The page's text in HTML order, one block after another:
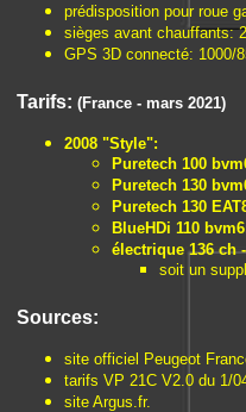
prédisposition pour roue
sièges avant chauffants:
GPS 3D connecté: 1000/
Tarifs: (France - mars 2021)
2008 "Style":
Puretech 100
Puretech 130
Puretech 130
BlueHDi 110
électrique 136 ch
soit un
Sources:
site officiel Peugeot
tarifs VP 21C V2.0 du 1/
site Argus.fr.